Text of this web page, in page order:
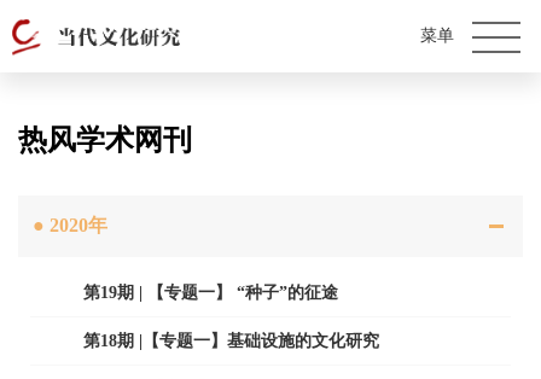
热风学术网刊
● 2020年
第19期 | 【专题一】 “种子”的征途
第18期 |【专题一】基础设施的文化研究